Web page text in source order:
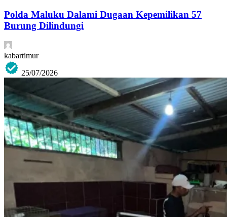
Polda Maluku Dalami Dugaan Kepemilikan 57
Burung Dilindungi
kabartimur
25/07/2026